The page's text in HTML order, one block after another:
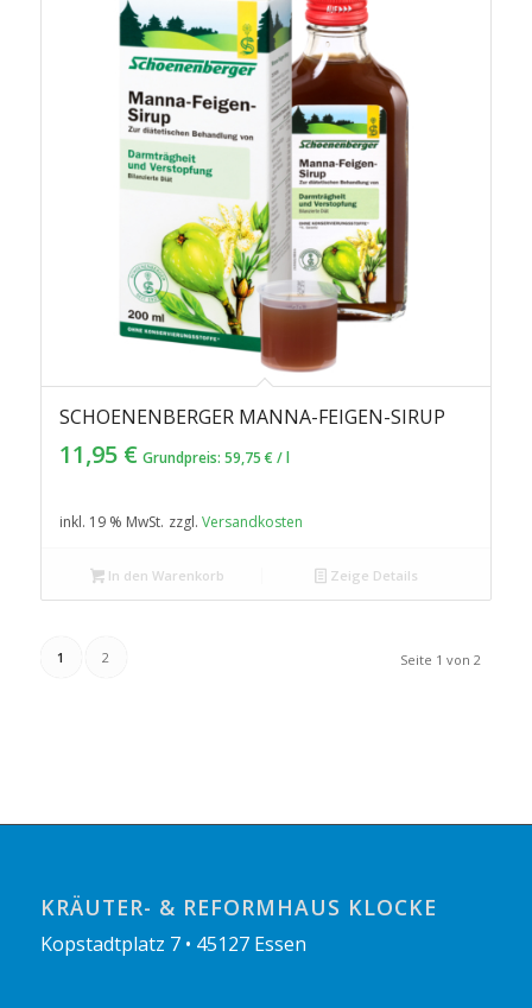
SCHOENENBERGER MANNA-FEIGEN-SIRUP
11,95 € Grundpreis: 59,75 € /l
inkl. 19 % MwSt. zzgl. Versandkosten
In den Warenkorb Zeige Details
Seite 1 von 2
1 2
KRÄUTER- & REFORMHAUS KLOCKE
Kopstadtplatz 7 • 45127 Essen